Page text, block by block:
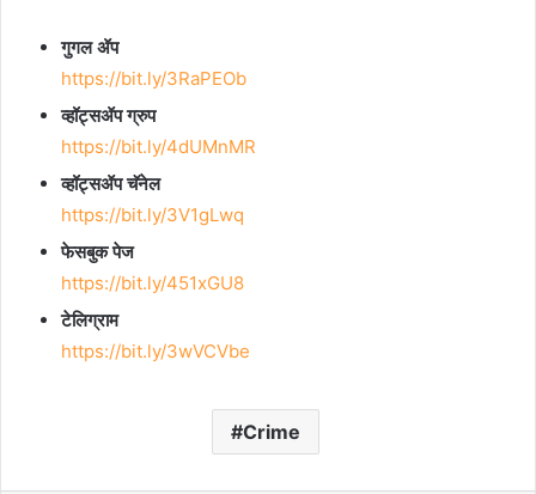
गुगल ॲप
https://bit.ly/3RaPEOb
व्हॉट्सॲप ग्रुप
https://bit.ly/4dUMnMR
व्हॉट्सॲप चॅनेल
https://bit.ly/3V1gLwq
फेसबुक पेज
https://bit.ly/451xGU8
टेलिग्राम
https://bit.ly/3wVCVbe
Crime